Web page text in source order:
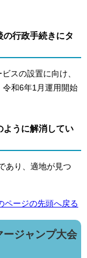
行政手続きにタ
スの設置に向け、
和6年1月運用開始
ように解消してい
あり、適地が見つ
ページの先頭へ戻る
ジャンプ大会